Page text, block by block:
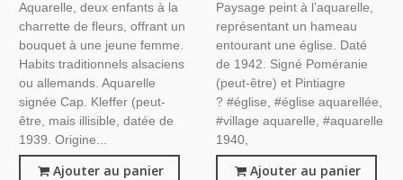
Aquarelle, deux enfants à la
charrette de fleurs, offrant un
bouquet à une jeune femme.
Habits traditionnels alsaciens
ou allemands. Aquarelle
signée Cap. Kleffer (peut-
être, mais illisible, datée de
1939. Origine...
Ajouter au panier
Paysage peint à l’aquarelle,
représentant un hameau
entourant une église. Daté
de 1942. Signé Poméranie
(peut-être) et Pintiagre
? #église, #église aquarellée,
#village aquarelle, #aquarelle
1940,
Ajouter au panier